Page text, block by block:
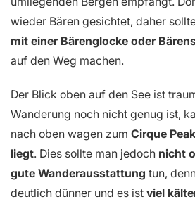
wieder Bären gesichtet, daher
mit einer Bärenglocke oder
auf den Weg machen.
Der Blick oben auf den See ist
Wanderung noch nicht genug ist,
nach oben wagen zum Cirque Peak
liegt. Dies sollte man jedoch nicht
gute Wanderausstattung tun,
deutlich dünner und es ist viel